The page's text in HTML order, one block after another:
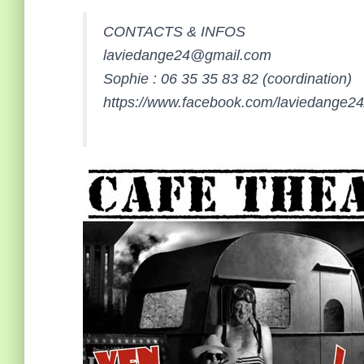
CONTACTS & INFOS
laviedange24@gmail.com
Sophie : 06 35 35 83 82 (coordination)
https://www.facebook.com/